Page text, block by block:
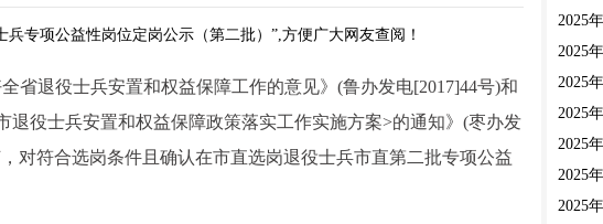
专项公益性岗位定岗公示（第二批）”,方便广大网友查阅！
省退役士兵安置和权益保障工作的意见》(鲁办发电[2017]44号)和
退役士兵安置和权益保障政策落实工作实施方案>的通知》(枣办发
对符合选岗条件且确认在市直选岗退役士兵市直第二批专项公益